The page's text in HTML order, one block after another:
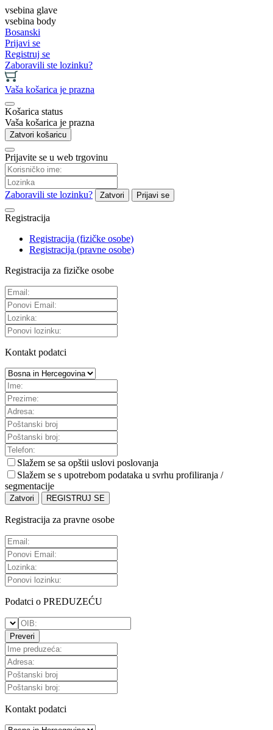
vsebina glave
vsebina body
Bosanski
Prijavi se
Registruj se
Zaboravili ste lozinku?
Vaša košarica je prazna
Košarica status
Vaša košarica je prazna
Zatvori košaricu
Prijavite se u web trgovinu
Zaboravili ste lozinku? Zatvori Prijavi se
Registracija
Registracija (fizičke osobe)
Registracija (pravne osobe)
Registracija za fizičke osobe
Kontakt podatci
Slažem se sa opštii uslovi poslovanja
Slažem se s upotrebom podataka u svrhu profiliranja /
segmentacije
Zatvori REGISTRUJ SE
Registracija za pravne osobe
Podatci o PREDUZEĆU
Preveri
Kontakt podatci